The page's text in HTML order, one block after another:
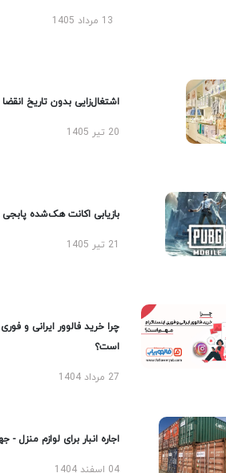
13 مرداد 1405
اشتغال‌زایی بدون تاریخ انقضا
20 تیر 1405
بازیابی اکانت هک‌شده پابجی
چرا خرید فالوور ایرانی و فوری
است؟
27 مرداد 1404
اجاره انبار برای لوازم منزل -
04 اسفند 1404